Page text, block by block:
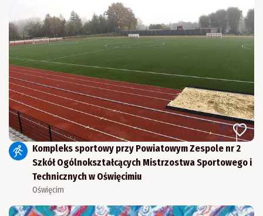
Kompleks sportowy przy Powiatowym Zespole nr 2
Szkół Ogólnokształcących Mistrzostwa Sportowego i
Technicznych w Oświęcimiu
Oświęcim